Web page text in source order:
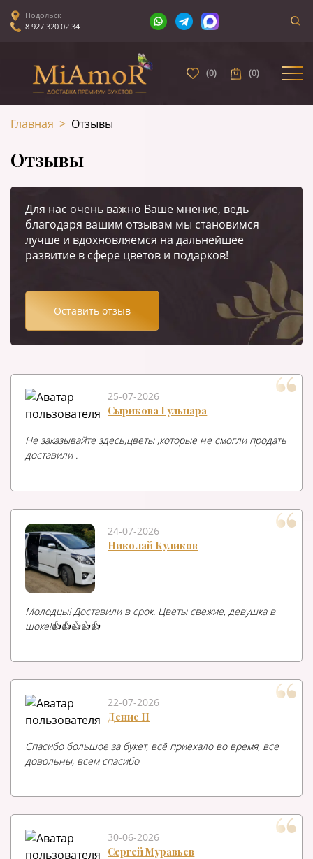
Подольск
8 927 320 02 34
(0) (0)
Главная > Отзывы
Отзывы
Для нас очень важно Ваше мнение, ведь
благодаря вашим отзывам мы становимся
лучше и вдохновляемся на дальнейшее
развитие в сфере цветов и подарков!
Оставить отзыв
25-07-2026
Сырикова Гульнара
Не заказывайте здесь,цветы ,которые не смогли продать
доставили .
24-07-2026
Николай Куликов
Молодцы! Доставили в срок. Цветы свежие, девушка в
шоке!👍👍👍👍👍
22-07-2026
Денис П
Спасибо большое за букет, всё приехало во время, все
довольны, всем спасибо
30-06-2026
Сергей Муравьев